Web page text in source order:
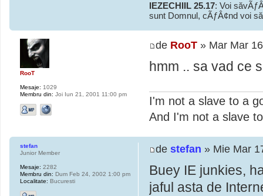
IEZECHIIL 25.17: Voi
sunt Domnul, cÃƒÂ¢nd voi
de RooT » Mar Mar
hmm .. sa vad ce
I'm not a slave to a
And I'm not a slave
RooT
Mesaje: 1029
Membru din: Joi Iun 21, 2001 11:00 pm
de stefan » Mie Mar
Buey IE junkies,
jaful asta de
stefan
Junior Member
Mesaje: 2282
Membru din: Dum Feb 24, 2002 1:00 pm
Localitate: Bucuresti